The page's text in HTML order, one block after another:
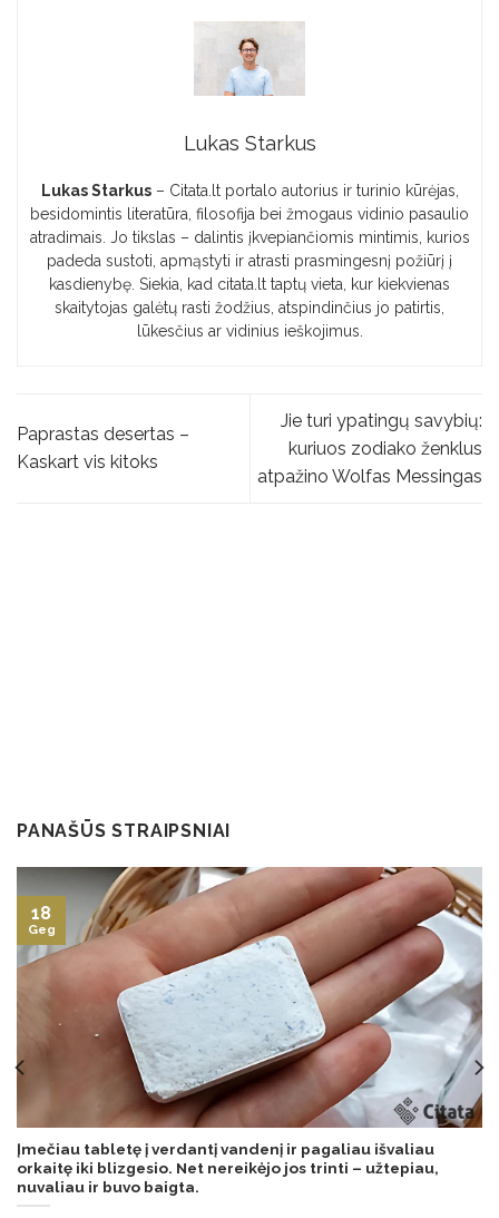
Lukas Starkus
Lukas Starkus– Citata.lt portalo autorius ir turinio kūrėjas,
besidomintis literatūra, filosofija bei žmogaus vidinio pasaulio
atradimais. Jo tikslas – dalintis įkvepiančiomis mintimis, kurios
padeda sustoti, apmąstyti ir atrasti prasmingesnį požiūrį į
kasdienybę. Siekia, kad citata.lt taptų vieta, kur kiekvienas
skaitytojas galėtų rasti žodžius, atspindinčius jo patirtis,
lūkesčius ar vidinius ieškojimus.
Paprastas desertas –
Kaskart vis kitoks
Jie turi ypatingų savybių:
kuriuos zodiako ženklus
atpažino Wolfas Messingas
PANAŠŪS STRAIPSNIAI
Įmečiau tabletę į verdantį vandenį ir pagaliau išvaliau
orkaitę iki blizgesio. Net nereikėjo jos trinti – užtepiau,
nuvaliau ir buvo baigta.
18
Geg